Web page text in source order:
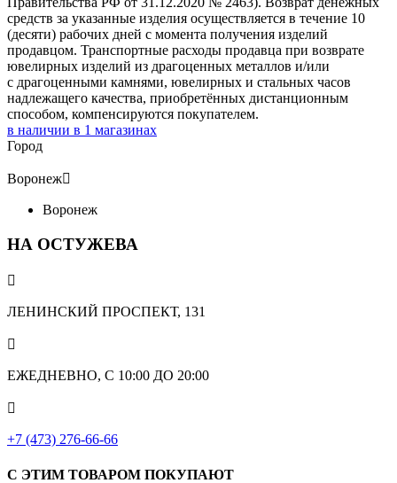
средств за указанные изделия осуществляется в течение 10
(десяти) рабочих дней с момента получения изделий
продавцом. Транспортные расходы продавца при возврате
ювелирных изделий из драгоценных металлов и/или
с драгоценными камнями, ювелирных и стальных часов
надлежащего качества, приобретённых дистанционным
способом, компенсируются покупателем.
в наличии в 1 магазинах
Город
Воронеж
Воронеж
НА ОСТУЖЕВА

ЛЕНИНСКИЙ ПРОСПЕКТ, 131

ЕЖЕДНЕВНО, С 10:00 ДО 20:00

+7 (473) 276-66-66
С ЭТИМ ТОВАРОМ ПОКУПАЮТ